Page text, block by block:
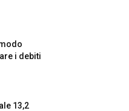
i debiti
13,2